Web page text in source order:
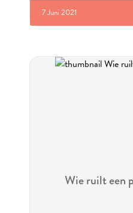
7 Juni 2021
Wie ruilt een